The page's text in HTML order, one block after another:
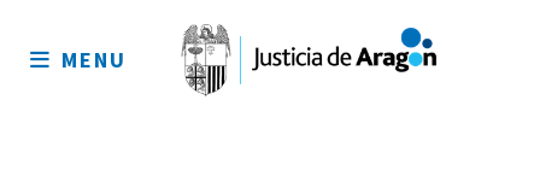
sitio
MENU